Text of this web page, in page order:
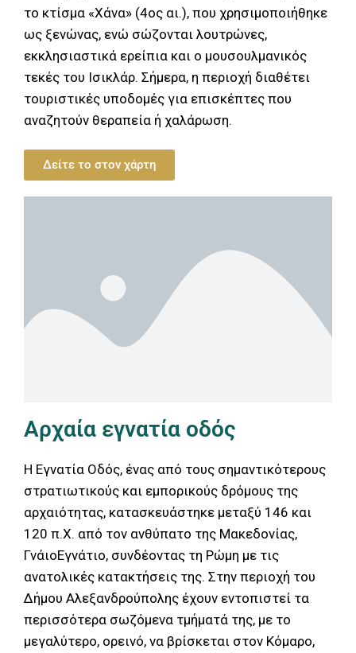
το κτίσμα «Χάνα» (4ος αι.), που χρησιμοποιήθηκε
ως ξενώνας, ενώ σώζονται λουτρώνες,
εκκλησιαστικά ερείπια και ο μουσουλμανικός
τεκές του Ισικλάρ. Σήμερα, η περιοχή διαθέτει
τουριστικές υποδομές για επισκέπτες που
αναζητούν θεραπεία ή χαλάρωση.
Δείτε το στον χάρτη
Αρχαία εγνατία οδός
Η Εγνατία Οδός, ένας από τους σημαντικότερους
στρατιωτικούς και εμπορικούς δρόμους της
αρχαιότητας, κατασκευάστηκε μεταξύ 146 και
120 π.Χ. από τον ανθύπατο της Μακεδονίας,
ΓνάιοΕγνάτιο, συνδέοντας τη Ρώμη με τις
ανατολικές κατακτήσεις της. Στην περιοχή του
Δήμου Αλεξανδρούπολης έχουν εντοπιστεί τα
περισσότερα σωζόμενα τμήματά της, με το
μεγαλύτερο, ορεινό, να βρίσκεται στον Κόμαρο,